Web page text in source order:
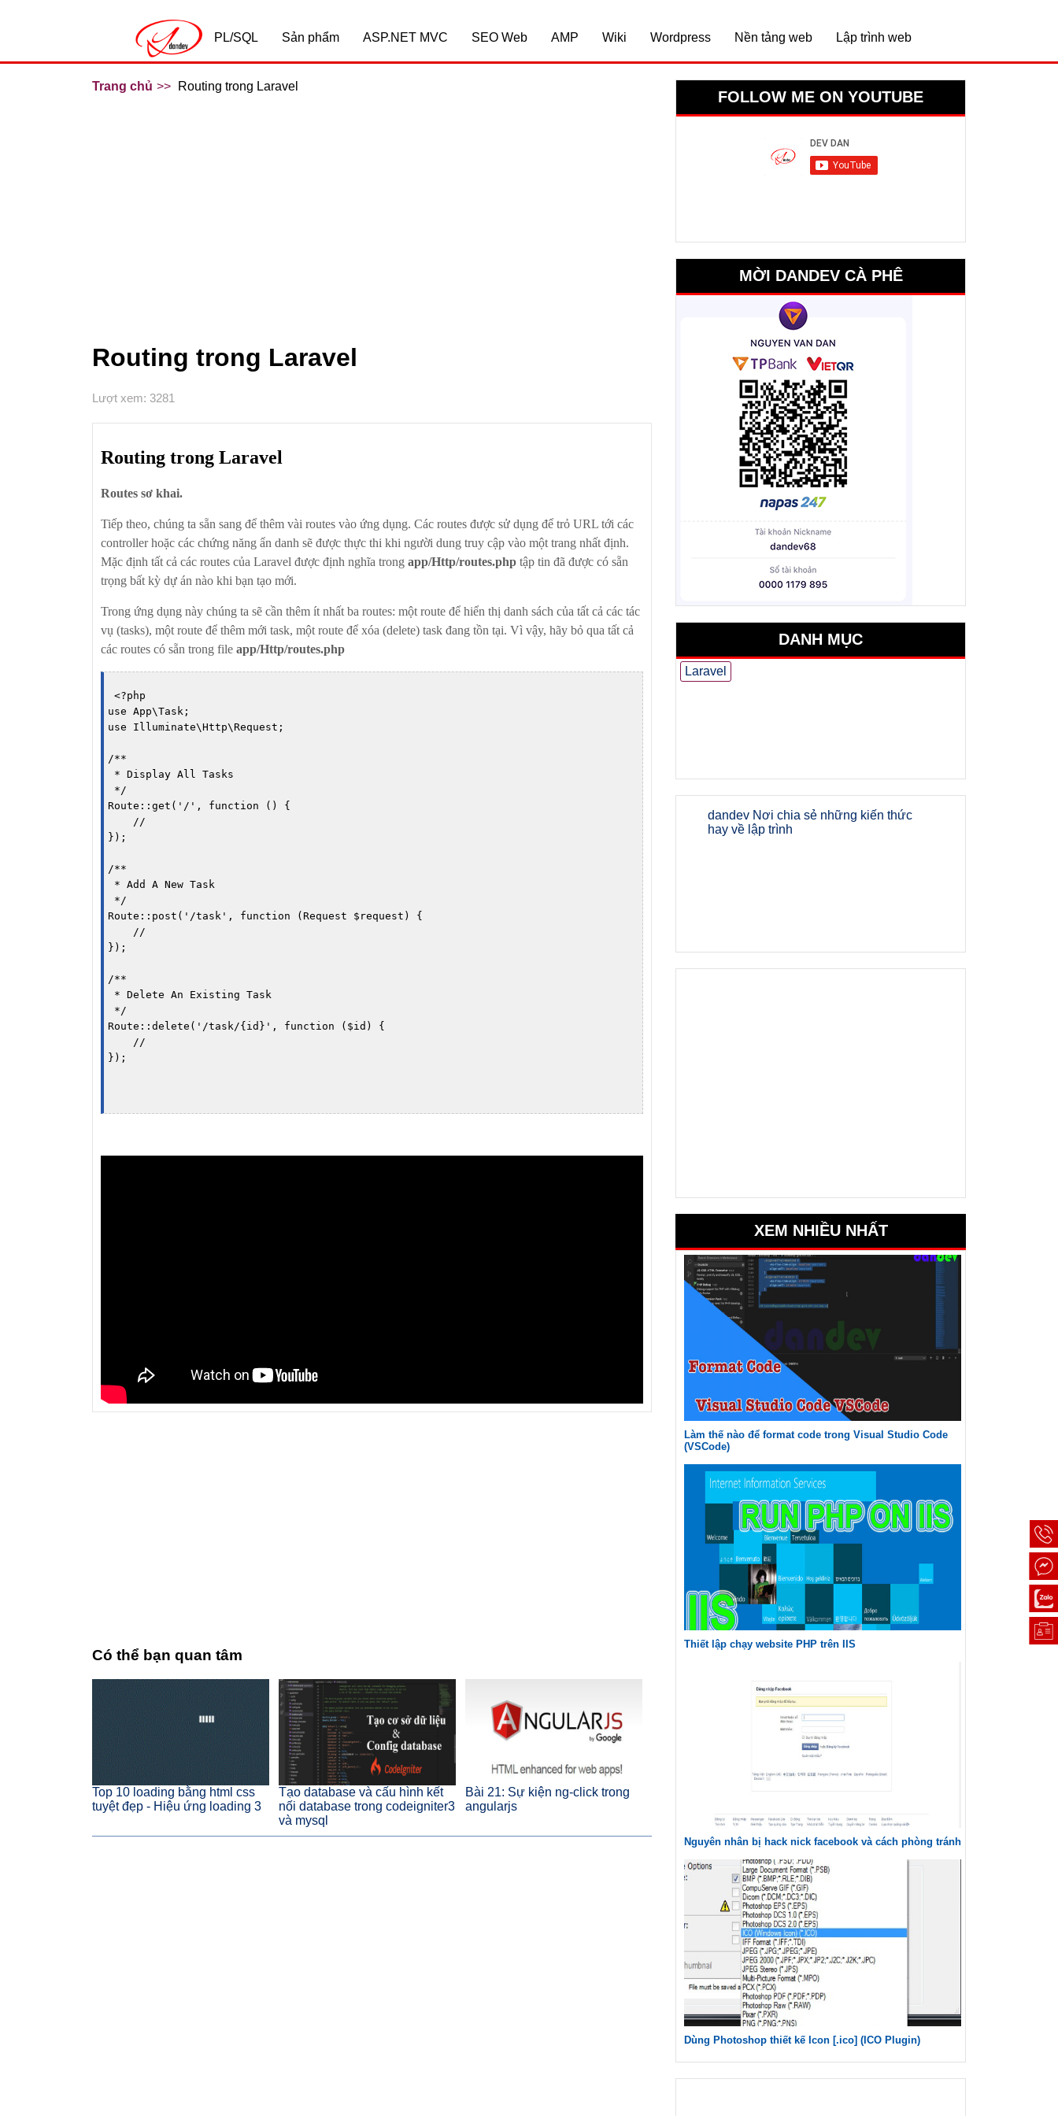
PL/SQL Sản phẩm ASP.NET MVC SEO Web AMP Wiki Wordpress Nền tảng web Lập trình web
Trang chủ Routing trong Laravel
Routing trong Laravel
Lượt xem: 3281
Routing trong Laravel
Routes sơ khai.
Tiếp theo, chúng ta sẵn sang để thêm vài routes vào ứng dụng. Các routes được sử dụng để trỏ URL tới các
controller hoặc các chứng năng ẩn danh sẽ được thực thi khi người dung truy cập vào một trang nhất định.
Mặc định tất cả các routes của Laravel được định nghĩa trong app/Http/routes.php tập tin đã được có sẵn
trọng bất kỳ dự án nào khi bạn tạo mới.
Trong ứng dụng này chúng ta sẽ cần thêm ít nhất ba routes: một route để hiển thị danh sách của tất cả các tác
vụ (tasks), một route để thêm mới task, một route để xóa (delete) task đang tồn tại. Vì vậy, hãy bỏ qua tất cả
các routes có sẵn trong file app/Http/routes.php
<?php
use App\Task;
use Illuminate\Http\Request;
/**
* Display All Tasks
*/
Route::get('/', function () {
    //
});
/**
* Add A New Task
*/
Route::post('/task', function (Request $request) {
    //
});
/**
* Delete An Existing Task
*/
Route::delete('/task/{id}', function ($id) {
    //
});
Có thể bạn quan tâm
Top 10 loading bằng html css
tuyệt đẹp - Hiệu ứng loading 3
Tạo database và cấu hình kết
nối database trong codeigniter3
và mysql
Bài 21: Sự kiện ng-click trong
angularjs
FOLLOW ME ON YOUTUBE
MỜI DANDEV CÀ PHÊ
DANH MỤC
Laravel
dandev Nơi chia sẻ những kiến thức
hay về lập trình
XEM NHIỀU NHẤT
Làm thế nào để format code trong Visual Studio Code
(VSCode)
Thiết lập chạy website PHP trên IIS
Nguyên nhân bị hack nick facebook và cách phòng tránh
Dùng Photoshop thiết kế Icon [.ico] (ICO Plugin)